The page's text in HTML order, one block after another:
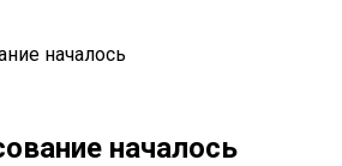
началось
началось